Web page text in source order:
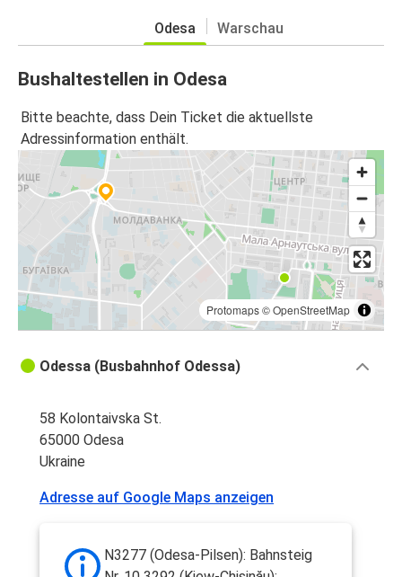
Odesa Warschau
Bushaltestellen in Odesa
Bitte beachte, dass Dein Ticket die aktuellste
Adressinformation enthält.
Protomaps©OpenStreetMap
Odessa (Busbahnhof Odessa)
58 Kolontaivska St.
65000 Odesa
Ukraine
Adresse auf Google Maps anzeigen
N3277 (Odesa-Pilsen): Bahnsteig